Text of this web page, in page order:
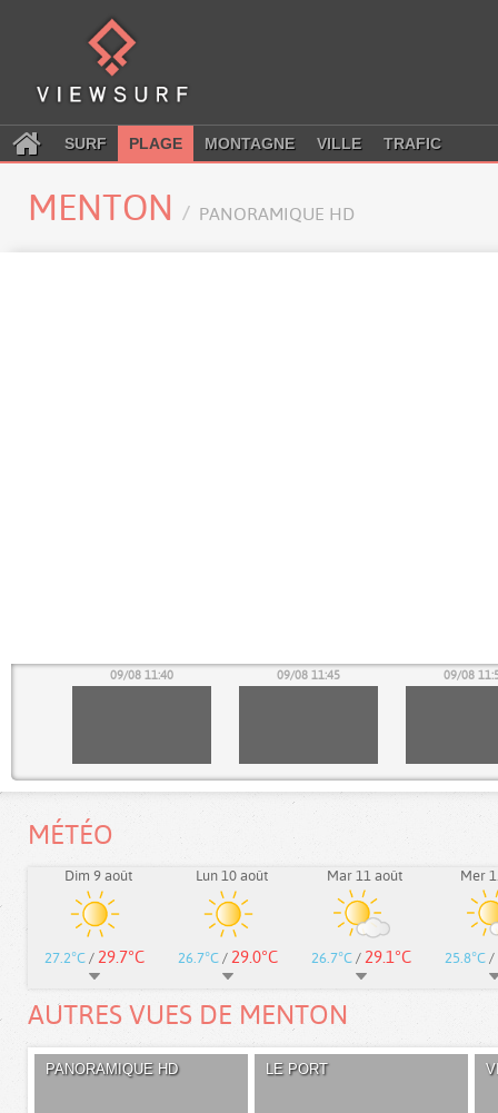
SURF PLAGE MONTAGNE VILLE TRAFIC
MENTON PANORAMIQUE HD
09/08 11:40 09/08 11:45 09/08
MÉTÉO
Dim 9 août
27.2°C / 29.7°C
Lun 10 août
26.7°C / 29.0°C
Mar 11 août
26.7°C / 29.1°C
Mer
25.8°C /
AUTRES VUES DE MENTON
PANORAMIQUE HD LE PORT